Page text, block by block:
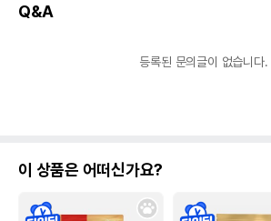
Q&A
등록된 문의글이 없습니다.
이 상품은 어떠신가요?